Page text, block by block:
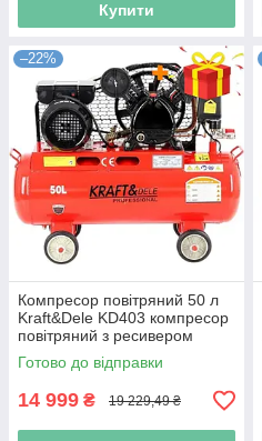
Купити
–22%
Компресор повітряний 50 л
Kraft&Dele KD403 компресор
повітряний з ресивером
Готово до відправки
14 999 ₴ 19 229,49 ₴